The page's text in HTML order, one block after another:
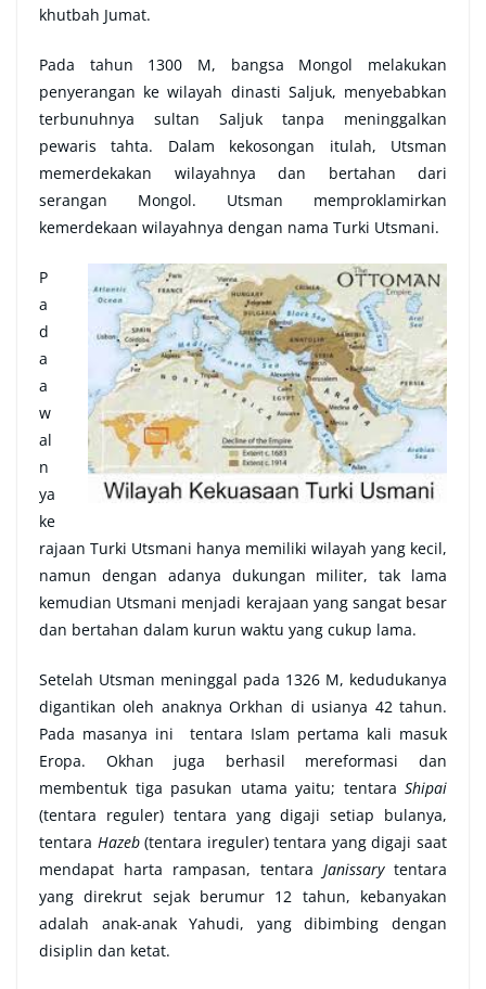
khutbah Jumat.
Pada tahun 1300 M, bangsa Mongol melakukan
penyerangan ke wilayah dinasti Saljuk, menyebabkan
terbunuhnya sultan Saljuk tanpa meninggalkan
pewaris tahta. Dalam kekosongan itulah, Utsman
memerdekakan wilayahnya dan bertahan dari
serangan Mongol. Utsman memproklamirkan
kemerdekaan wilayahnya dengan nama Turki Utsmani.
P
a
d
a
a
w
al
n
ya
ke
rajaan Turki Utsmani hanya memiliki wilayah yang kecil,
namun dengan adanya dukungan militer, tak lama
kemudian Utsmani menjadi kerajaan yang sangat besar
dan bertahan dalam kurun waktu yang cukup lama.
Setelah Utsman meninggal pada 1326 M, kedudukanya
digantikan oleh anaknya Orkhan di usianya 42 tahun.
Pada masanya ini tentara Islam pertama kali masuk
Eropa. Okhan juga berhasil mereformasi dan
membentuk tiga pasukan utama yaitu; tentara Shipai
(tentara reguler) tentara yang digaji setiap bulanya,
tentara Hazeb(tentara ireguler) tentara yang digaji saat
mendapat harta rampasan, tentara Janissary tentara
yang direkrut sejak berumur 12 tahun, kebanyakan
adalah anak-anak Yahudi, yang dibimbing dengan
disiplin dan ketat.